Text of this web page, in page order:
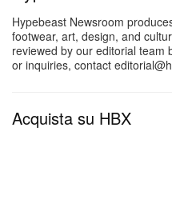
Hypebeast Newsroom
footwear, art, design, and
reviewed by our editorial team
or inquiries, contact
Acquista su HBX